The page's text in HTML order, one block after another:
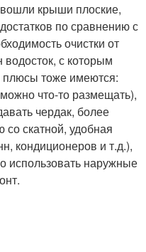
крыши плоские,
по сравнению с
очистки от
с которым
тоже имеются:
что-то размещать),
чердак, более
со скатной, удобная
кондиционеров и т.д.),
использовать наружные